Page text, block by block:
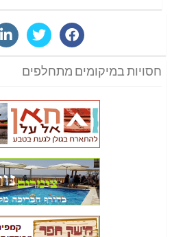
חסויות במיקומים מתחלפים